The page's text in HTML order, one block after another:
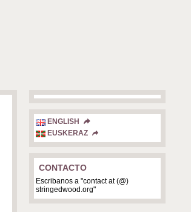
Stringedwood radio
ENGLISH
EUSKERAZ
CONTACTO
Escribanos a "contact at (@)
stringedwood.org"